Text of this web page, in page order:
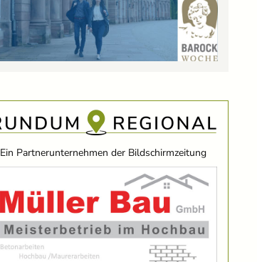
Ein Partnerunternehmen der Bildschirmzeitung